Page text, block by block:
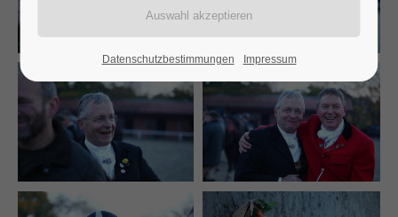
Datenschutzbestimmungen Impressum